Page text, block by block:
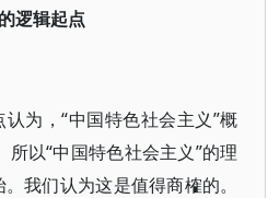
逻辑起点
为，“中国特色社会主义”概
以“中国特色社会主义”的理
我们认为这是值得商榷的。